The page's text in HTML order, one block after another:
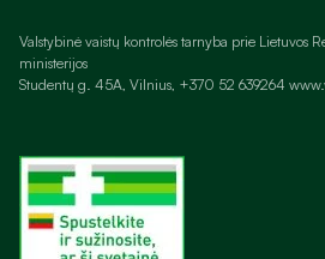
Valstybinė vaistų kontrolės tarnyba prie Lietuvos
ministerijos
Studentų g. 45A, Vilnius, +370 52 639264